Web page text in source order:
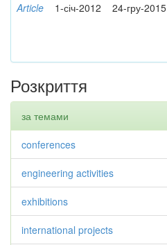
Article 1-січ-2012 24-гру-2015
Розкриття
за темами
conferences
engineering activities
exhibitions
international projects